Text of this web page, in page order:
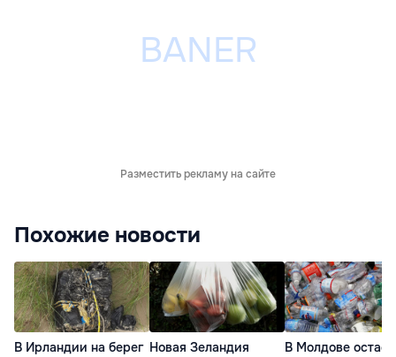
Разместить рекламу на сайте
Похожие новости
В Ирландии на берег Новая Зеландия
В Молдове